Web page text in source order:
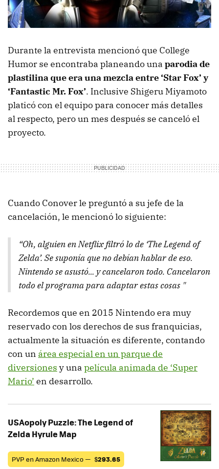
Durante la entrevista mencionó que College
Humor se encontraba planeando una parodia de
plastilina que era una mezcla entre ‘Star Fox’ y
‘Fantastic Mr. Fox’. Inclusive Shigeru Miyamoto
platicó con el equipo para conocer más detalles
al respecto, pero un mes después se canceló el
proyecto.
Cuando Conover le preguntó a su jefe de la
cancelación, le mencionó lo siguiente:
“Oh, alguien en Netflix filtró lo de ‘The Legend of
Zelda’. Se suponía que no debían hablar de eso.
Nintendo se asustó... y cancelaron todo. Cancelaron
todo el programa para adaptar estas cosas "
Recordemos que en 2015 Nintendo era muy
reservado con los derechos de sus franquicias,
actualmente la situación es diferente, contando
con un área especial en un parque de
diversiones y una película animada de ‘Super
Mario’ en desarrollo.
USAopoly Puzzle: The Legend of
Zelda Hyrule Map
PVP en Amazon Mexico — $293.65